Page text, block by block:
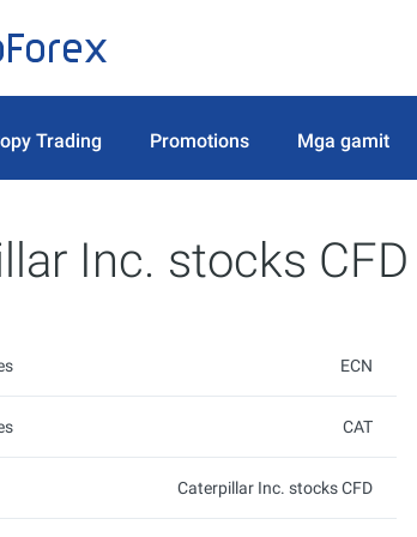
Trading Promotions Mga gamit
Inc. stocks CFD
ECN
CAT
Caterpillar Inc. stocks CFD